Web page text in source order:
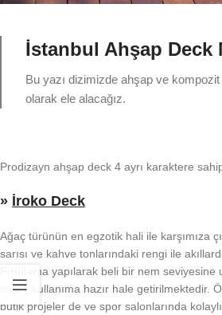
İstanbul Ahşap Deck
Bu yazı dizimizde ahşap ve kompozit
olarak ele alacağız.
Prodizayn ahşap deck 4 ayrı karaktere
» İroko Deck
Ağaç türünün en egzotik hali ile karşımıza
sarısı ve kahve tonlarındaki rengi ile
Fırınlama yapılarak beli bir nem seviyesine
sonra kullanıma hazır hale getirilmektedir.
butik projeler de ve spor salonlarında